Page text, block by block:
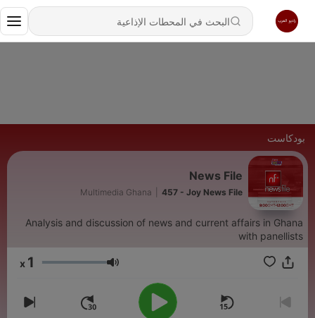
بودكاست
News File
Multimedia Ghana 457 - Joy News File
Analysis and discussion of news and current affairs in Ghana
with panellists
مستوى الصوت 1